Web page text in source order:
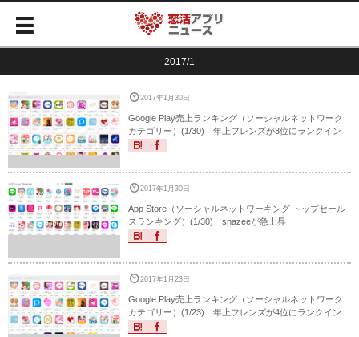
2017/1
2017年1月30日
Google Play売上ランキング（ソーシャルネットワーク
カテゴリー）(1/30) 年上フレンズが3位にランクイン
2017年1月30日
App Store（ソーシャルネットワーキング トップセール
スランキング）(1/30) snazeeが急上昇
2017年1月23日
Google Play売上ランキング（ソーシャルネットワーク
カテゴリー）(1/23) 年上フレンズが4位にランクイン